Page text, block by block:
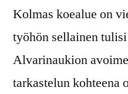
Kolmas koealue on
työhön sellainen
Alvarinaukion
tarkastelun kohteena